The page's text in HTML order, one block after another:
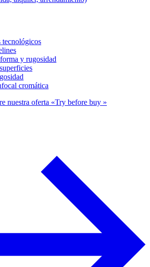
tecnológicos
y rugosidad
cromática
nuestra oferta «Try before buy »